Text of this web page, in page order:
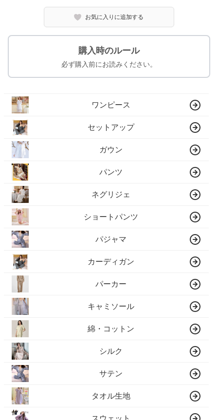
お気に入りに追加する
購入時のルール
必ず購入前にお読みください。
ワンピース
セットアップ
ガウン
パンツ
ネグリジェ
ショートパンツ
パジャマ
カーディガン
パーカー
キャミソール
綿・コットン
シルク
サテン
タオル生地
スウェット